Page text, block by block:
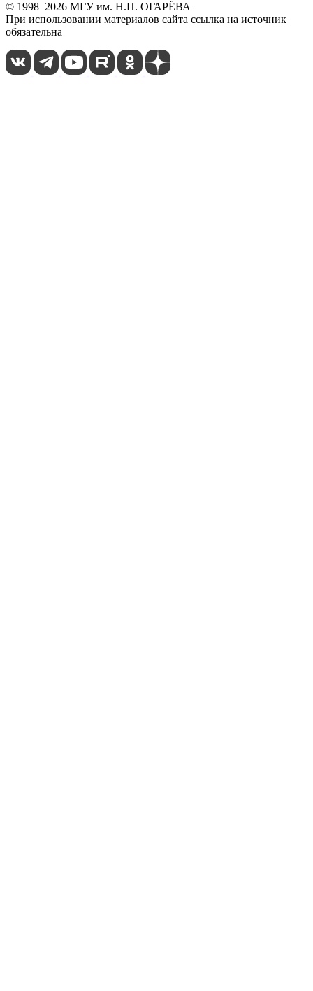
© 1998–2026 МГУ им. Н.П. ОГАРЁВА
При использовании материалов сайта ссылка на источник
обязательна